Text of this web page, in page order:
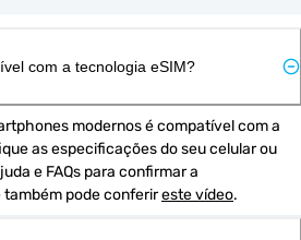
com a tecnologia eSIM?
modernos é compatível com a
as especificações do seu celular ou
e FAQs para confirmar a
também pode conferir este vídeo.